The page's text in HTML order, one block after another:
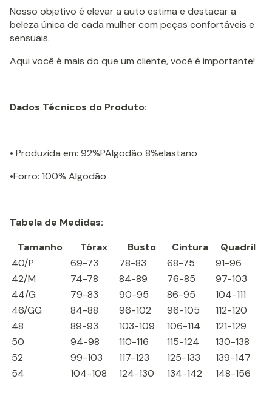
Nosso objetivo é elevar a auto estima e destacar a
beleza única de cada mulher com peças confortáveis e
sensuais.
Aqui você é mais do que um cliente, você é importante!
Dados Técnicos do Produto:
• Produzida em: 92%PAlgodão 8%elastano
•Forro: 100% Algodão
Tabela de Medidas:
Tamanho
Tórax Busto Cintura
Quadril
40/P
69-73 78-83 68-75
91-96
42/M
74-78 84-89 76-85
97-103
44/G
79-83 90-95 86-95
104-111
46/GG
84-88 96-102 96-105
112-120
48
89-93 103-109 106-114
121-129
50
94-98 110-116 115-124
130-138
52
99-103 117-123 125-133
139-147
54
104-108 124-130 134-142 148-156